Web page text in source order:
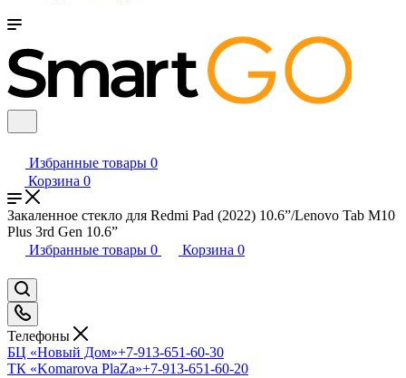
Избранные товары 0
Корзина 0
Закаленное стекло для Redmi Pad (2022) 10.6”/Lenovo Tab M10
Plus 3rd Gen 10.6”
Избранные товары 0 Корзина 0
Телефоны
БЦ «Новый Дом»+7-913-651-60-30
ТК «Komarova PlaZa»+7-913-651-60-20